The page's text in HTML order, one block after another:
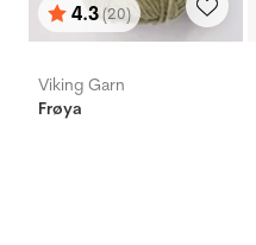
Karakter:
4.3(20)
av 5 mulige
Viking Garn
Frøya